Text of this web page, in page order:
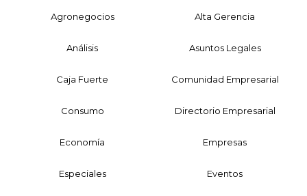
Agronegocios Alta Gerencia
Análisis Asuntos Legales
Caja Fuerte Comunidad Empresarial
Consumo Directorio Empresarial
Economía Empresas
Especiales Eventos